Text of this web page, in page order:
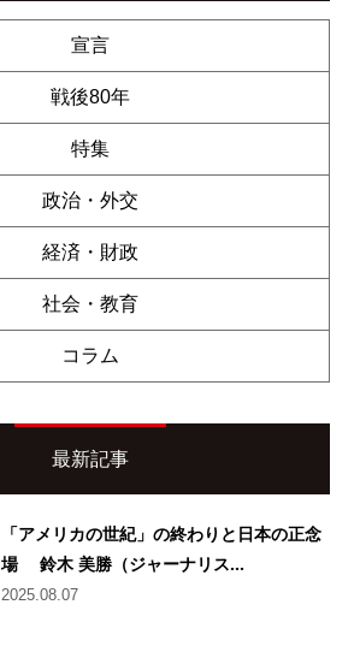
宣言
戦後80年
特集
政治・外交
経済・財政
社会・教育
コラム
最新記事
「アメリカの世紀」の終わりと日本の正念
場 鈴木 美勝（ジャーナリス...
2025.08.07